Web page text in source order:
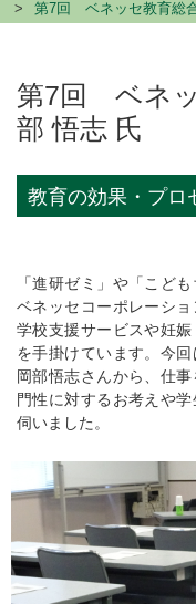
第7回 ベネッセ教育総
第7回 ベネ
部 悟志 氏
教育の効果・プロ
「進研ゼミ」や「こど
ベネッセコーポレーショ
学校支援サービスや妊
を手掛けています。今
岡部悟志さんから、仕
門性に対するお考えや
伺いました。